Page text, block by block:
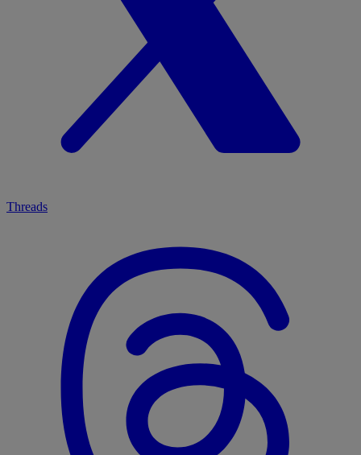
Threads